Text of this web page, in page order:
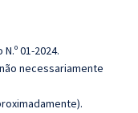
01-2024.
necessariamente